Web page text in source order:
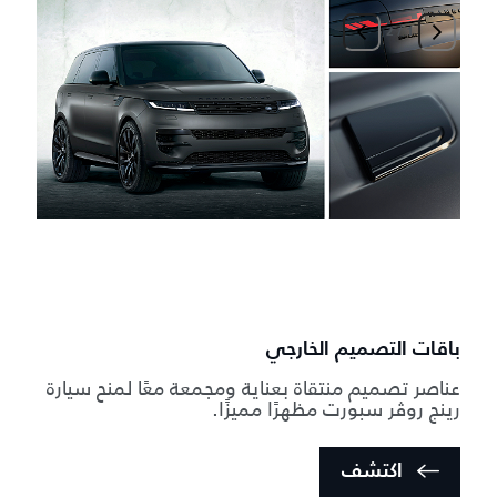
1
/
2
باقات التصميم الخارجي
عناصر تصميم منتقاة بعناية ومجمعة معًا لمنح سيارة
رينج روڤر سبورت مظهرًا مميزًا.
اكتشف